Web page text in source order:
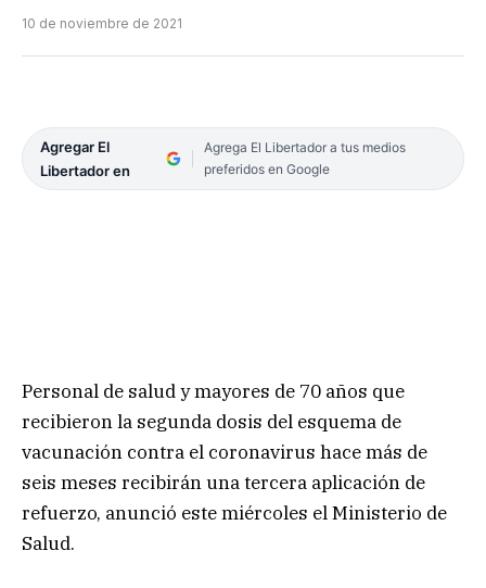
10 de noviembre de 2021
Agregar El
Libertador en
Agrega El Libertador a tus medios
preferidos en Google
Personal de salud y mayores de 70 años que
recibieron la segunda dosis del esquema de
vacunación contra el coronavirus hace más de
seis meses recibirán una tercera aplicación de
refuerzo, anunció este miércoles el Ministerio de
Salud.